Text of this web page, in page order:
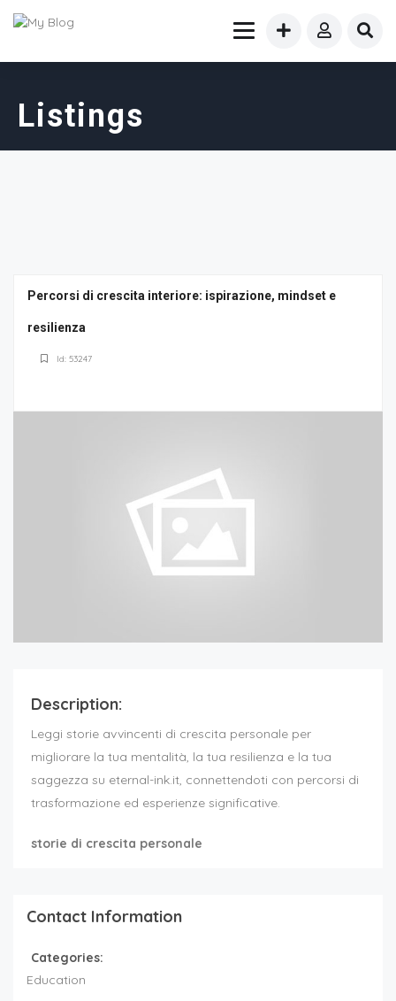
Listings
Percorsi di crescita interiore: ispirazione, mindset e
resilienza
Id: 53247
Description:
Leggi storie avvincenti di crescita personale per
migliorare la tua mentalità, la tua resilienza e la tua
saggezza su eternal-ink.it, connettendoti con percorsi di
trasformazione ed esperienze significative.
storie di crescita personale
Contact Information
Categories:
Education